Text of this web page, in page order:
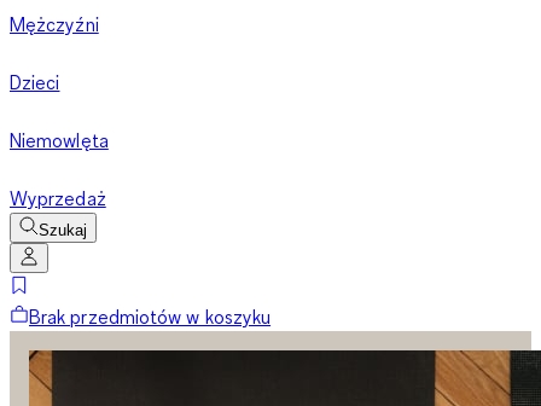
Mężczyźni
Dzieci
Niemowlęta
Wyprzedaż
Szukaj
Brak przedmiotów w koszyku